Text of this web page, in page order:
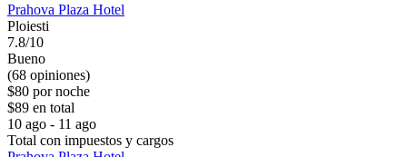
Prahova Plaza Hotel
Ploiesti
7.8/10
Bueno
(68 opiniones)
$80 por noche
$89 en total
10 ago - 11 ago
Total con impuestos y cargos